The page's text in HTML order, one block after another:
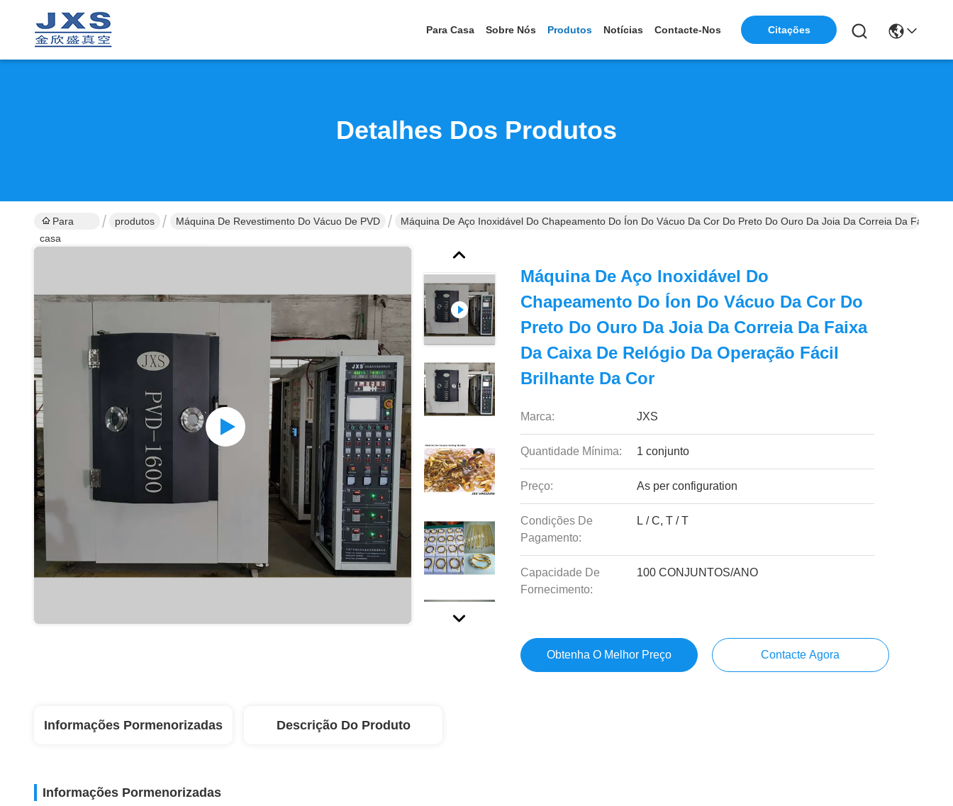
Para Casa Sobre Nós Produtos Notícias Contacte-Nos Citações
Detalhes Dos Produtos
Para
casa
produtos Máquina De Revestimento Do Vácuo De PVD Máquina De Aço Inoxidável Do Chapeamento Do Íon Do Vácuo Da Cor Do Preto Do Ouro Da Joia Da Correia Da Faixa
Máquina De Aço Inoxidável Do
Chapeamento Do Íon Do Vácuo Da Cor Do
Preto Do Ouro Da Joia Da Correia Da Faixa
Da Caixa De Relógio Da Operação Fácil
Brilhante Da Cor
Marca: JXS
Quantidade Mínima: 1 conjunto
Preço: As per configuration
Condições De
Pagamento:
L / C, T / T
Capacidade De
Fornecimento:
100 CONJUNTOS/ANO
Obtenha O Melhor Preço Contacte Agora
Informações Pormenorizadas Descrição Do Produto
Informações Pormenorizadas